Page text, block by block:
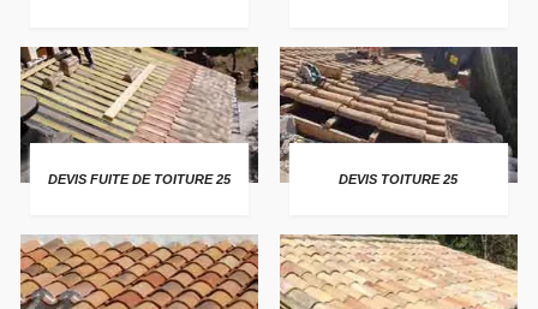
DEVIS FUITE DE TOITURE 25 DEVIS TOITURE 25